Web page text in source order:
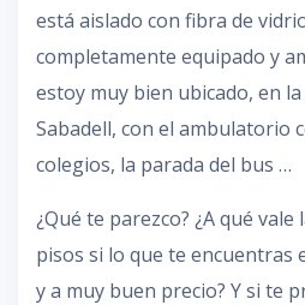
está aislado con fibra de
completamente equipado y
estoy muy bien ubicado, en
Sabadell, con el ambulatorio
colegios, la parada del bus …
¿Qué te parezco? ¿A qué
pisos si lo que te encuentras
y a muy buen precio? Y si te